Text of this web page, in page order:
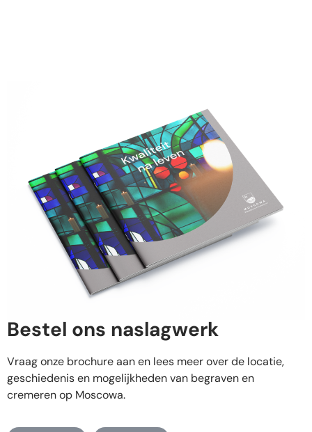
Bestel ons naslagwerk​
Vraag onze brochure aan en lees meer over de locatie,
geschiedenis en mogelijkheden van begraven en
cremeren op Moscowa.